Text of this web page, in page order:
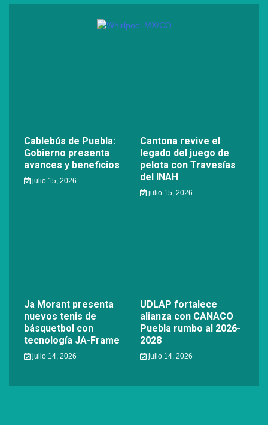
Cablebús de Puebla:
Gobierno presenta
avances y beneficios
julio 15, 2026
Cantona revive el
legado del juego de
pelota con Travesías
del INAH
julio 15, 2026
Ja Morant presenta
nuevos tenis de
básquetbol con
tecnología JA-Frame
julio 14, 2026
UDLAP fortalece
alianza con CANACO
Puebla rumbo al 2026-
2028
julio 14, 2026